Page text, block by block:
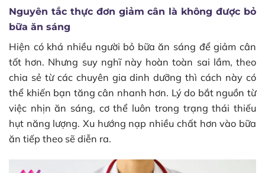
Nguyên tắc thực đơn giảm cân là không được bỏ
bữa ăn sáng
Hiện có khá nhiều người bỏ bữa ăn sáng để giảm cân
tốt hơn. Nhưng suy nghĩ này hoàn toàn sai lầm, theo
chia sẻ từ các chuyên gia dinh dưỡng thì cách này có
thể khiến bạn tăng cân nhanh hơn. Lý do bắt nguồn từ
việc nhịn ăn sáng, cơ thể luôn trong trạng thái thiếu
hụt năng lượng. Xu hướng nạp nhiều chất hơn vào bữa
ăn tiếp theo sẽ diễn ra.